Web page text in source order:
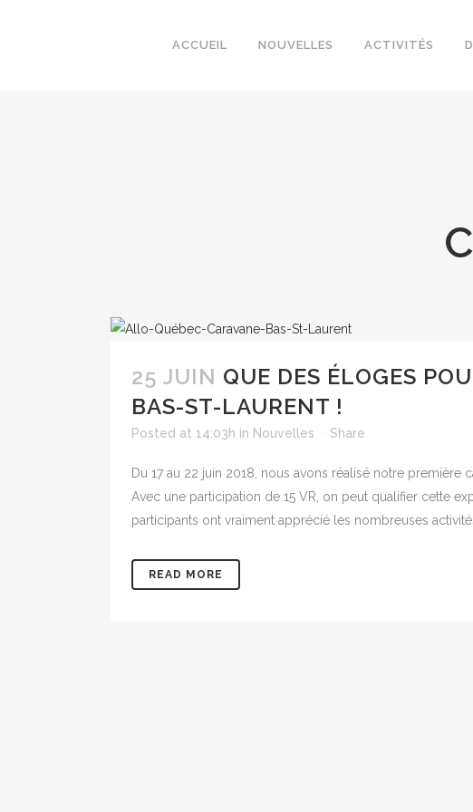
ACCUEIL NOUVELLES ACTIVITÉS
25 JUIN QUE DES ÉLOGES
BAS-ST-LAURENT !
Posted at 14:03h in Nouvelles Share
Du 17 au 22 juin 2018, nous avons réalisé notre première
Avec une participation de 15 VR, on peut qualifier cette
participants ont vraiment apprécié les nombreuses
READ MORE